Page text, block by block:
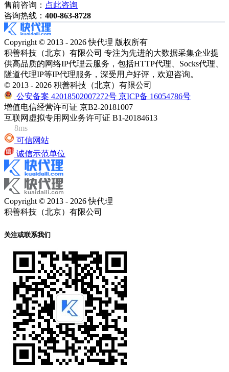
售前咨询： 点此咨询
咨询热线： 400-863-8728
Copyright © 2013 - 2026 快代理 版权所有
积善科技（北京）有限公司 专注为先进的大数据采集企业提
供高品质的网络IP代理云服务，包括HTTP代理、Socks代理、
隧道代理IP等IP代理服务，深受用户好评，欢迎咨询。
© 2013 - 2026 积善科技（北京）有限公司
公安备案 42018502007272号 京ICP备 16054786号
增值电信经营许可证 京B2-20181007
互联网虚拟专用网业务许可证 B1-20184613
8ms
可信网站
诚信示范单位
Copyright © 2013 - 2026 快代理
积善科技（北京）有限公司
关注或联系我们